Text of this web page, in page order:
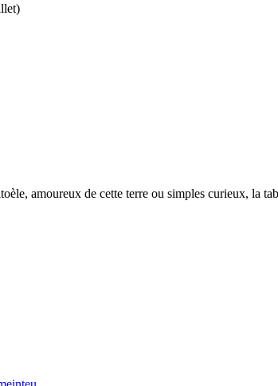
amoureux de cette terre ou simples curieux, la